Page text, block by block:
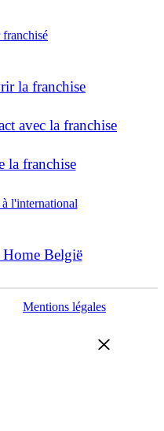
la franchise
avec la franchise
la franchise
l'international
Home België
Mentions légales